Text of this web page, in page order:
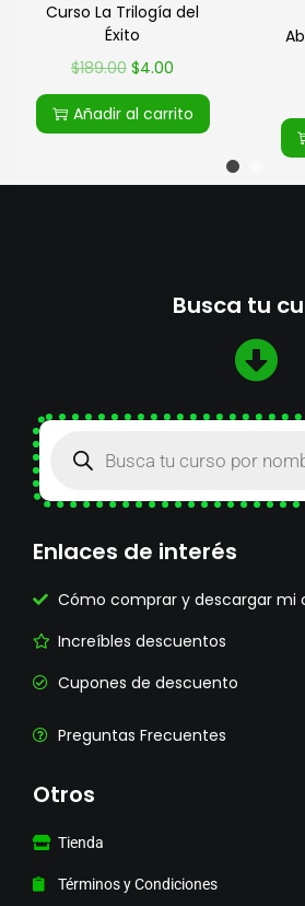
Curso La Trilogía del
Éxito
$189.00 $4.00
Añadir al carrito
Busca tu
Enlaces de interés
Cómo comprar y descargar mi
Increíbles descuentos
Cupones de descuento
Preguntas Frecuentes
Otros
Tienda
Términos y Condiciones